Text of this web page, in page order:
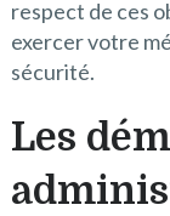
respect de ces
exercer votre
sécurité.
Les